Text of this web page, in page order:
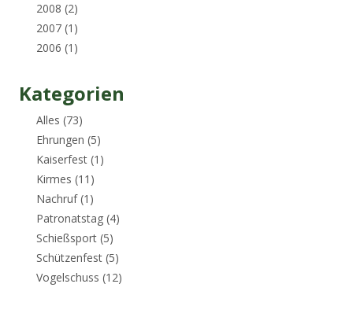
2008 (2)
2007 (1)
2006 (1)
Kategorien
Alles (73)
Ehrungen (5)
Kaiserfest (1)
Kirmes (11)
Nachruf(1)
Patronatstag (4)
Schießsport (5)
Schützenfest (5)
Vogelschuss (12)